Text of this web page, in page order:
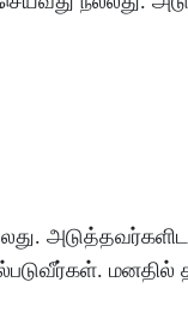
.
. மனதில்